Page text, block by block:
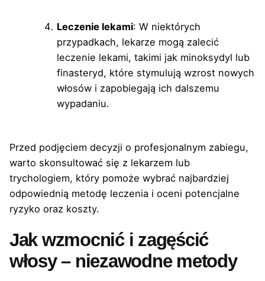
Leczenie lekami: W niektórych
przypadkach, lekarze mogą zalecić
leczenie lekami, takimi jak minoksydyl lub
finasteryd, które stymulują wzrost nowych
włosów i zapobiegają ich dalszemu
wypadaniu.
Przed podjęciem decyzji o profesjonalnym zabiegu,
warto skonsultować się z lekarzem lub
trychologiem, który pomoże wybrać najbardziej
odpowiednią metodę leczenia i oceni potencjalne
ryzyko oraz koszty.
Jak wzmocnić i zagęścić
włosy – niezawodne metody